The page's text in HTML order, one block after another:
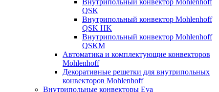
Внутрипольный конвектор Mohlenhoff
QSK
Внутрипольный конвектор Mohlenhoff
QSK HK
Внутрипольный конвектор Mohlenhoff
QSKM
Автоматика и комплектующие конвекторов
Mohlenhoff
Декоративные решетки для внутрипольных
конвекторов Mohlenhoff
Внутрипольные конвекторы Eva